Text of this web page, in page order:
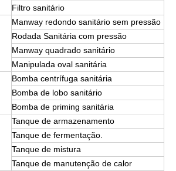
Filtro sanitário
Manway redondo sanitário sem pressão
Rodada Sanitária com pressão
Manway quadrado sanitário
Manipulada oval sanitária
Bomba centrífuga sanitária
Bomba de lobo sanitário
Bomba de priming sanitária
Tanque de armazenamento
Tanque de fermentação.
Tanque de mistura
Tanque de manutenção de calor